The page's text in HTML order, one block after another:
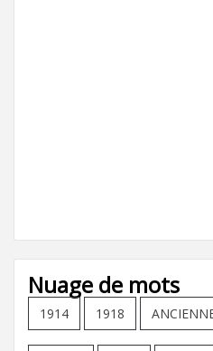
Nuage de mots
1914 1918